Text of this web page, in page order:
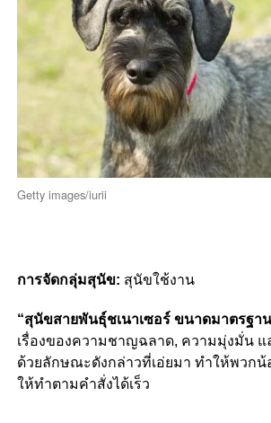
Getty images/iurii
การจัดกลุ่มสุนัข: สุนัขใช้งาน
“สุนัขสายพันธุ์ชเนาเซอร์ ขนาดมาตรฐา
เรื่องของความชาญฉลาด, ความมุ่งมั่น
ด้วยลักษณะดังกล่าวที่เอ่ยมา ทำให้พวก
ให้ทำตามคำสั่งได้เร็ว